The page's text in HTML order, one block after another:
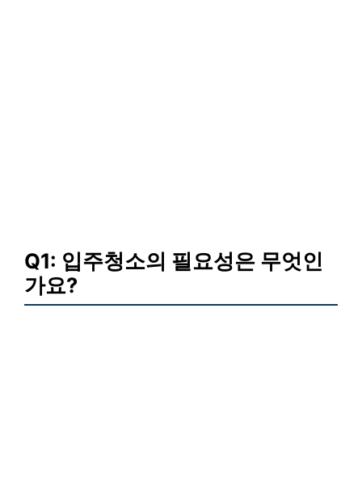
Q1: 입주청소의 필요성은 무엇인
가요?